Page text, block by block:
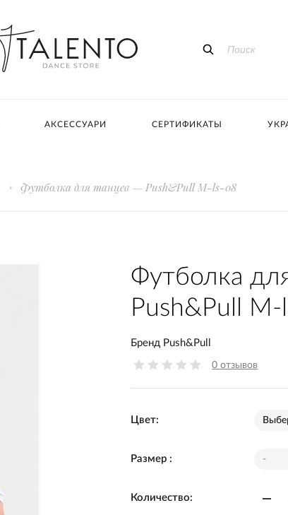
АКСЕССУАРИ СЕРТИФИКАТЫ
Футболка для танцев — Push&Pull M-ls-08
Футболка
Push&Pull M-
Бренд Push&Pull
0 отзывов
Цвет:
Размер : -
Количество: